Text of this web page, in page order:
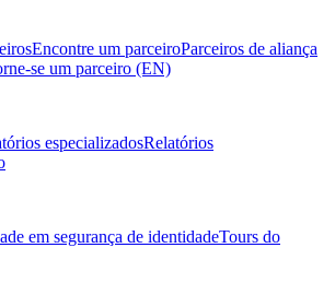
Encontre um parceiroParceiros de aliança
se um parceiro (EN)
especializadosRelatórios
em segurança de identidadeTours do